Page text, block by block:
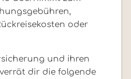
oder
und ihren
dir die folgende